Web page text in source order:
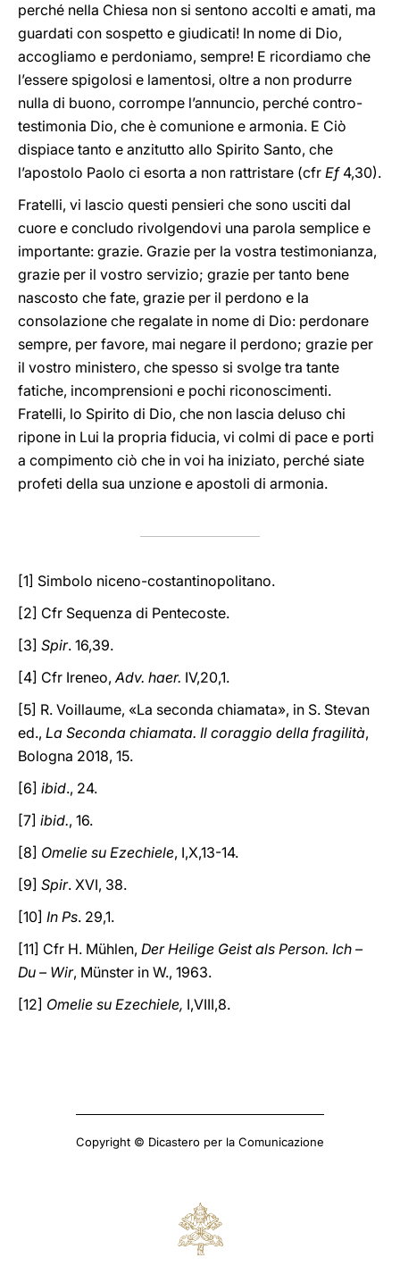
perché nella Chiesa non si sentono accolti e amati, ma
guardati con sospetto e giudicati! In nome di Dio,
accogliamo e perdoniamo, sempre! E ricordiamo che
l’essere spigolosi e lamentosi, oltre a non produrre
nulla di buono, corrompe l’annuncio, perché contro-
testimonia Dio, che è comunione e armonia. E Ciò
dispiace tanto e anzitutto allo Spirito Santo, che
l’apostolo Paolo ci esorta a non rattristare (cfr Ef4,30).
Fratelli, vi lascio questi pensieri che sono usciti dal
cuore e concludo rivolgendovi una parola semplice e
importante: grazie. Grazie per la vostra testimonianza,
grazie per il vostro servizio; grazie per tanto bene
nascosto che fate, grazie per il perdono e la
consolazione che regalate in nome di Dio: perdonare
sempre, per favore, mai negare il perdono; grazie per
il vostro ministero, che spesso si svolge tra tante
fatiche, incomprensioni e pochi riconoscimenti.
Fratelli, lo Spirito di Dio, che non lascia deluso chi
ripone in Lui la propria fiducia, vi colmi di pace e porti
a compimento ciò che in voi ha iniziato, perché siate
profeti della sua unzione e apostoli di armonia.
[1] Simbolo niceno-costantinopolitano.
[2] Cfr Sequenza di Pentecoste.
[3] Spir. 16,39.
[4] Cfr Ireneo,Adv. haer. IV,20,1.
[5] R. Voillaume, «La seconda chiamata», in S. Stevan
ed., La Seconda chiamata. Il coraggio della fragilità,
Bologna 2018, 15.
[6] ibid., 24.
[7] ibid., 16.
[8] Omelie su Ezechiele, I,X,13-14.
[9] Spir. XVI, 38.
[10] In Ps. 29,1.
[11] Cfr H. Mühlen, Der Heilige Geist als Person. Ich –
Du – Wir, Münster in W., 1963.
[12] Omelie su Ezechiele, I,VIII,8.
Copyright © Dicastero per la Comunicazione